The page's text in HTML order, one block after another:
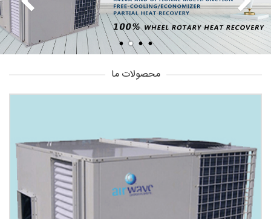
محصولات ما